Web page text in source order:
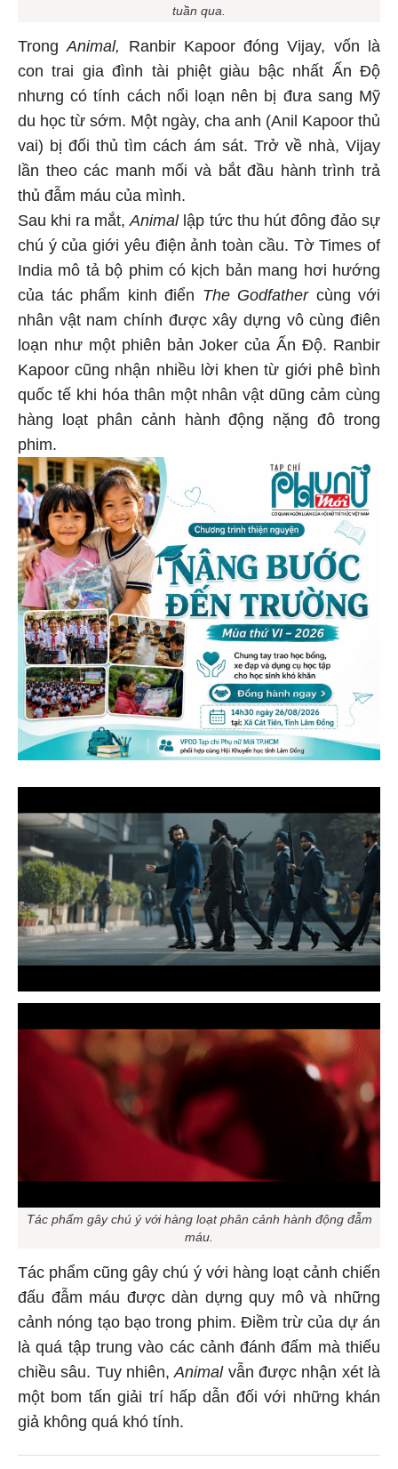
tuần qua.
Trong Animal,
Ranbir Kapoor đóng Vijay, vốn là
con trai gia đình tài phiệt giàu bậc nhất Ấn Độ
nhưng có tính cách nổi loạn nên bị đưa sang Mỹ
du học từ sớm. Một ngày, cha anh (Anil Kapoor thủ
vai) bị đối thủ tìm cách ám sát. Trở về nhà, Vijay
lần theo các manh mối và bắt đầu hành trình trả
thủ đẫm máu của mình.
Sau khi ra mắt, Animal lập tức thu hút đông đảo sự
chú ý của giới yêu điện ảnh toàn cầu. Tờ Times of
India mô tả bộ phim có kịch bản mang hơi hướng
của tác phẩm kinh điển The Godfathercùng với
nhân vật nam chính được xây dựng vô cùng điên
loạn như một phiên bản Joker của Ấn Độ. Ranbir
Kapoor cũng nhận nhiều lời khen từ giới phê bình
quốc tế khi hóa thân một nhân vật dũng cảm cùng
hàng loạt phân cảnh hành động nặng đô trong
phim.
Tác phẩm gây chú ý với hàng loạt phân cảnh hành động đẫm
máu.
Tác phẩm cũng gây chú ý với hàng loạt cảnh chiến
đấu đẫm máu được dàn dựng quy mô và những
cảnh nóng tạo bạo trong phim. Điềm trừ của dự án
là quá tập trung vào các cảnh đánh đấm mà thiếu
chiều sâu. Tuy nhiên, Animalvẫn được nhận xét là
một bom tấn giải trí hấp dẫn đối với những khán
giả không quá khó tính.